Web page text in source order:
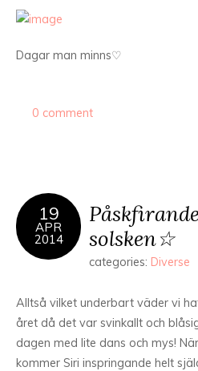
Dagar man minns♡
0 comment
19
APR
2014
solsken☆
categories: Diverse
Alltså vilket underbart väder vi
året då det var svinkallt och
dagen med lite dans och mys!
kommer Siri inspringande helt